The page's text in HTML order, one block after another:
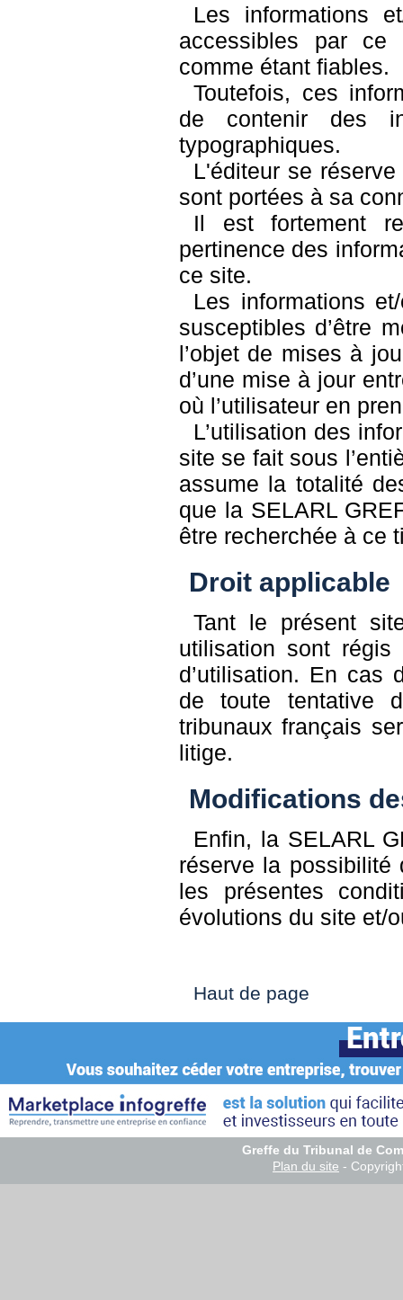
Les informations
accessibles par ce
comme étant fiables.
Toutefois, ces
de contenir des
typographiques.
L'éditeur se
sont portées à sa
Il est fortement
pertinence des
ce site.
Les informations
susceptibles d’être
l’objet de mises à
d’une mise à jour
où l’utilisateur en
L’utilisation des
site se fait sous
assume la totalité
que la SELARL
être recherchée à ce
Droit applicable
Tant le présent
utilisation sont
d’utilisation. En cas
de toute tentative
tribunaux français
litige.
Modifications
Enfin, la SELARL
réserve la possibilité
les présentes
évolutions du site et/
Haut de page
Greffe du Tribunal de
Plan du site -